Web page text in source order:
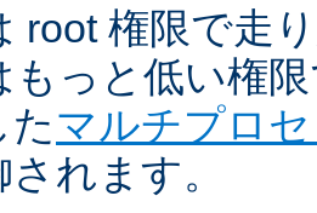
root 権限で走
もっと低い権
たマルチプロ
れます。